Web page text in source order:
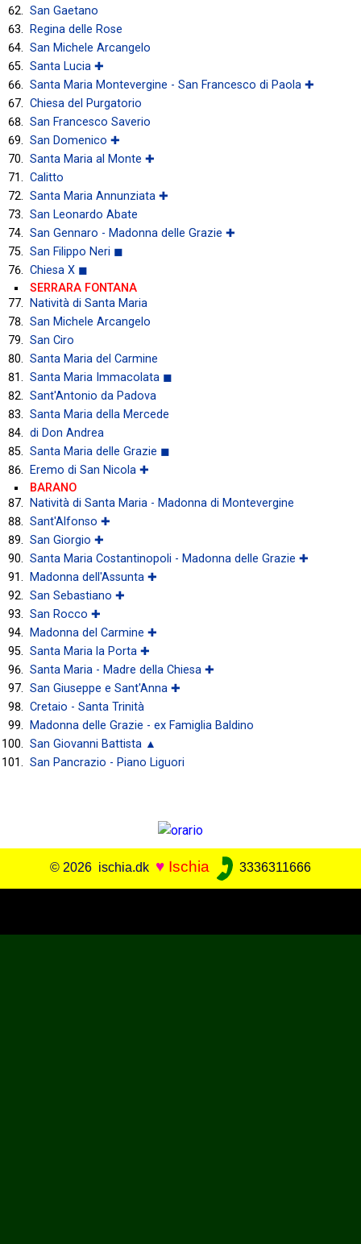
San Gaetano
Regina delle Rose
San Michele Arcangelo
Santa Lucia ✚
Santa Maria Montevergine - San Francesco di Paola ✚
Chiesa del Purgatorio
San Francesco Saverio
San Domenico ✚
Santa Maria al Monte ✚
Calitto
Santa Maria Annunziata ✚
San Leonardo Abate
San Gennaro - Madonna delle Grazie ✚
San Filippo Neri ◼
Chiesa X ◼
SERRARA FONTANA
Natività di Santa Maria
San Michele Arcangelo
San Ciro
Santa Maria del Carmine
Santa Maria Immacolata ◼
Sant'Antonio da Padova
Santa Maria della Mercede
di Don Andrea
Santa Maria delle Grazie ◼
Eremo di San Nicola ✚
BARANO
Natività di Santa Maria - Madonna di Montevergine
Sant'Alfonso ✚
San Giorgio ✚
Santa Maria Costantinopoli - Madonna delle Grazie ✚
Madonna dell'Assunta ✚
San Sebastiano ✚
San Rocco ✚
Madonna del Carmine ✚
Santa Maria la Porta ✚
Santa Maria - Madre della Chiesa ✚
San Giuseppe e Sant'Anna ✚
Cretaio - Santa Trinità
Madonna delle Grazie - ex Famiglia Baldino
San Giovanni Battista ▲
San Pancrazio - Piano Liguori
© 2026 ischia.dk ♥ Ischia 3336311666